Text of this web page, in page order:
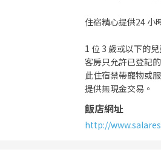
住宿精心提供24 小
1 位 3 歲或以下的
客房只允許已登記
此住宿禁帶寵物或
提供無現金交易。
飯店網址
http://